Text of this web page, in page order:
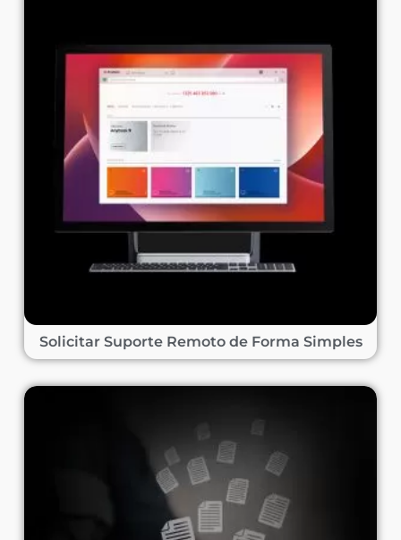
Solicitar Suporte Remoto de Forma Simples